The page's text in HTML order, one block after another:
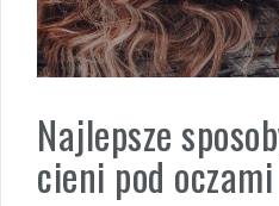
Najlepsze
cieni pod oczami